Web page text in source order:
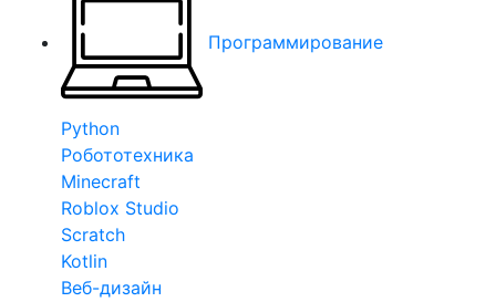
Программирование
Python
Робототехника
Minecraft
Roblox Studio
Scratch
Kotlin
Веб-дизайн